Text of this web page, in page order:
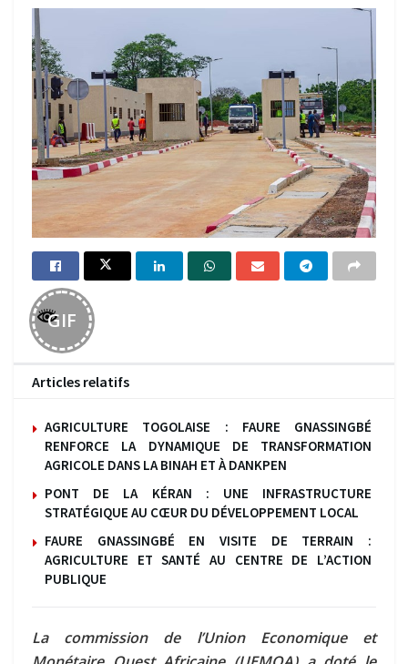
GIF
Articles relatifs
AGRICULTURE TOGOLAISE : FAURE GNASSINGBÉ
RENFORCE LA DYNAMIQUE DE TRANSFORMATION
AGRICOLE DANS LA BINAH ET À DANKPEN
PONT DE LA KÉRAN : UNE INFRASTRUCTURE
STRATÉGIQUE AU CŒUR DU DÉVELOPPEMENT LOCAL
FAURE GNASSINGBÉ EN VISITE DE TERRAIN :
AGRICULTURE ET SANTÉ AU CENTRE DE L’ACTION
PUBLIQUE
La commission de l’Union Economique et